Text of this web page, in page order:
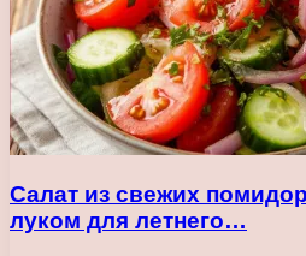
Салат из свежих
луком для летнего…